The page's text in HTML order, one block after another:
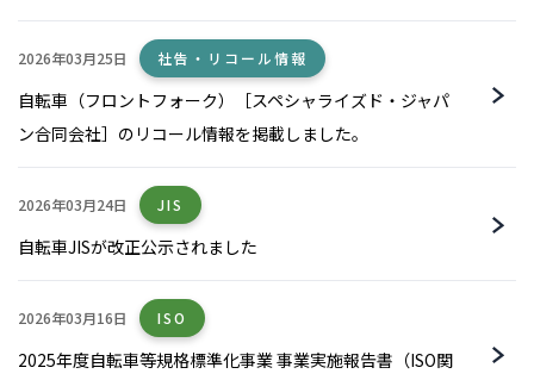
2026年03月25日 社告・リコール情報
自転車（フロントフォーク）［スペシャライズド・ジャパ
ン合同会社］のリコール情報を掲載しました。
2026年03月24日 JIS
自転車JISが改正公示されました
2026年03月16日 ISO
2025年度自転車等規格標準化事業 事業実施報告書（ISO関